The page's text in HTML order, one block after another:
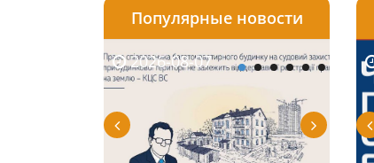
Популярные новости
2026-08-07
2026-08-03